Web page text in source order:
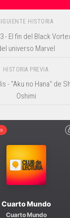
HISTORIA
- El fin del Black
universo Marvel
HISTORIA PREVIA
- "Aku no Hana" de
Oshimi